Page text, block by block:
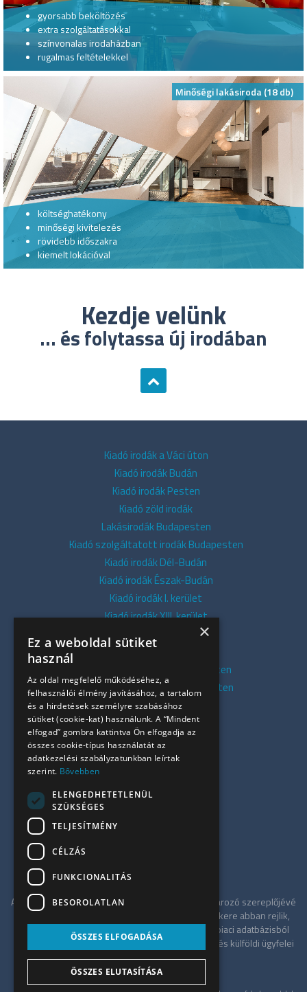
gyorsabb beköltözés
extra szolgáltatásokkal
színvonalas irodaházban
rugalmas feltételekkel
Minőségi lakásiroda (18 db)
költséghatékony
minőségi kivitelezés
rövidebb időszakra
kiemelt lokációval
Kezdje velünk
... és folytassa új irodában
Kiadó irodák a Váci úton
Kiadó irodák Budán
Kiadó irodák Pesten
Kiadó zöld irodák
Lakásirodák Budapesten
Kiadó szolgáltatott irodák Budapesten
Kiadó irodák Dél-Budán
Kiadó irodák Észak-Budán
Kiadó irodák I. kerület
Kiadó irodák XIII. kerület
Kiadó irodák V. kerület
Kiadó irodák XI. kerület
Kiadó belvárosi irodák Budapesten
Kiadó presztízs irodák Budapesten
Kiadó azonnali irodák
Összes iroda
Szolgáltatásaink
Referenciák
Irodapiaci hírek
Az ÚjIroda a Tower-International tagjaként meghatározó szereplőjévé
vált a budapesti irodapiacnak. Szolgáltatásának sikere abban rejlik,
hogy független tanácsadóként a teljes irodaház-piaci adatbázisból
merítve a legkedvezőbb alkupozíciót kínálja hazai és külföldi ügyfelei
számára.
×
Ez a weboldal sütiket
használ
Az oldal megfelelő működéséhez, a
felhasználói élmény javításához, a tartalom
és a hirdetések személyre szabásához
sütiket (cookie-kat) használunk. A “Mindent
elfogad” gombra kattintva Ön elfogadja az
összes cookie-típus használatát az
adatkezelési szabályzatunkban leírtak
szerint. Bővebben
ELENGEDHETETLENÜL
SZÜKSÉGES
TELJESÍTMÉNY
CÉLZÁS
FUNKCIONALITÁS
BESOROLATLAN
ÖSSZES ELFOGADÁSA
ÖSSZES ELUTASÍTÁSA